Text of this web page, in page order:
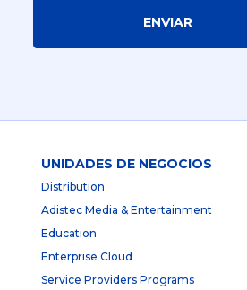
ENVIAR
UNIDADES DE NEGOCIOS
Distribution
Adistec Media & Entertainment
Education
Enterprise Cloud
Service Providers Programs